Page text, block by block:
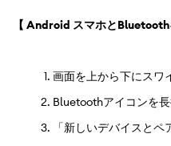
【 Android スマホとBluetooth
画面を上から下にスワ
Bluetoothアイコンを長
「新しいデバイスとペ